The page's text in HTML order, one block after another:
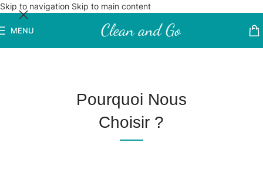
Pourquoi Nous
Choisir ?
Skip to navigation Skip to main content
MENU